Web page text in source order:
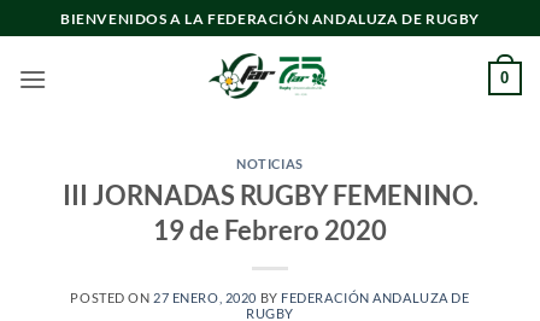
al
contenido
BIENVENIDOS A LA FEDERACIÓN ANDALUZA DE RUGBY
0
NOTICIAS
III JORNADAS RUGBY FEMENINO.
19 de Febrero 2020
POSTED ON 27 ENERO, 2020 BY FEDERACIÓN ANDALUZA DE
RUGBY